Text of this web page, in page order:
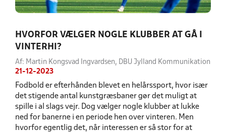
HVORFOR VÆLGER NOGLE KLUBBER AT GÅ I
VINTERHI?
Af: Martin Kongsvad Ingvardsen, DBU Jylland Kommunikation
21-12-2023
Fodbold er efterhånden blevet en helårssport, hvor især
det stigende antal kunstgræsbaner gør det muligt at
spille i al slags vejr. Dog vælger nogle klubber at lukke
ned for banerne i en periode hen over vinteren. Men
hvorfor egentlig det, når interessen er så stor for at